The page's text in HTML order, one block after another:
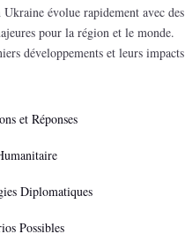
évolue rapidement avec des
pour la région et le monde.
développements et leurs impacts
et Réponses
Diplomatiques
Possibles